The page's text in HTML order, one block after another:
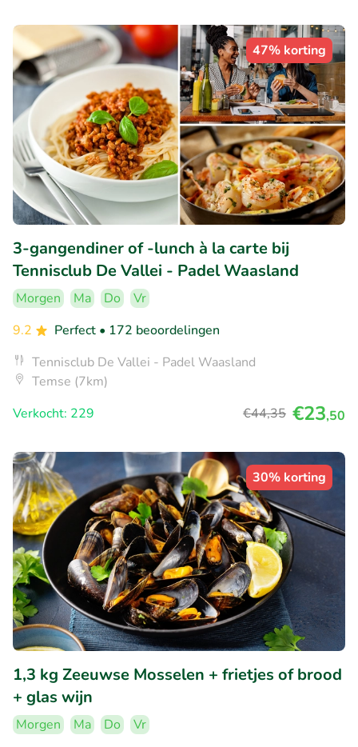
47% korting
3-gangendiner of -lunch à la carte bij
Tennisclub De Vallei - Padel Waasland
Morgen Ma Do
Vr
9.2
Perfect • 172 beoordelingen
Tennisclub De Vallei - Padel Waasland
Temse (7km)
Verkocht: 229
€44,35 €23,50
30% korting
1,3 kg Zeeuwse Mosselen + frietjes of brood
+ glas wijn
Morgen Ma Do
Vr